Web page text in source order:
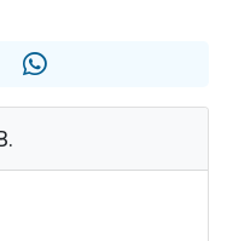
un don pour Sauvez la jambe de Yohan
dans Torah-Box Music
29 personnes viennent de demander une bénédiction